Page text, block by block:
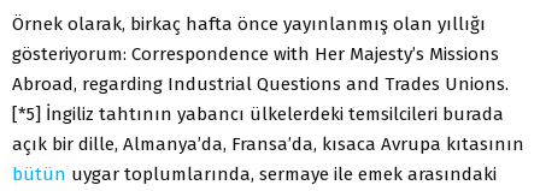
Örnek olarak, birkaç hafta önce yayınlanmış olan yıllığı
gösteriyorum: Correspondence with Her Majesty’s Missions
Abroad, regarding Industrial Questions and Trades Unions.
[*5] İngiliz tahtının yabancı ülkelerdeki temsilcileri burada
açık bir dille, Almanya’da, Fransa’da, kısaca Avrupa kıtasının
bütün uygar toplumlarında, sermaye ile emek arasındaki